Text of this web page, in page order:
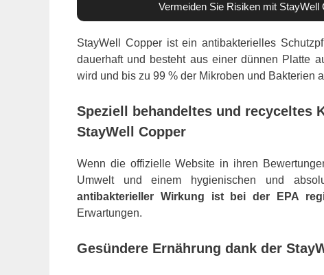
Vermeiden Sie Risiken mit StayWell
StayWell Copper ist ein antibakterielles
dauerhaft und besteht aus einer dünnen Platte
wird und bis zu 99 % der Mikroben und Bakterien
Speziell behandeltes und recyceltes
StayWell Copper
Wenn die offizielle Website in ihren
Umwelt und einem hygienischen und
antibakterieller Wirkung ist bei der EPA
Erwartungen.
Gesündere Ernährung dank der